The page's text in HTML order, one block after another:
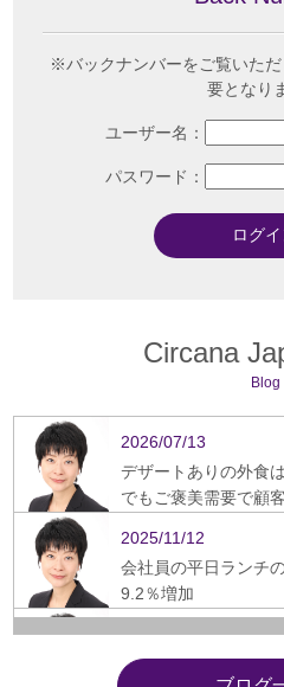
※バックナンバーをご覧いた
要となり
ユーザー名：
パスワード：
Circana
Blog
2026/07/13
デザートありの外食
でもご褒美需要で顧
2025/11/12
会社員の平日ランチ
9.2％増加
2025/09/16
ぎょうざ、スーパー